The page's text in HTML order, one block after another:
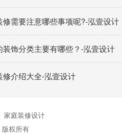
修需要注意哪些事项呢?-泓壹设计
装饰分类主要有哪些？-泓壹设计
修介绍大全-泓壹设计
家庭装修设计
版权所有